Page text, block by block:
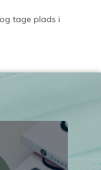
tage plads i